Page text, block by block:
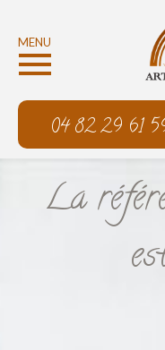
MENU
04 82 29 61
La